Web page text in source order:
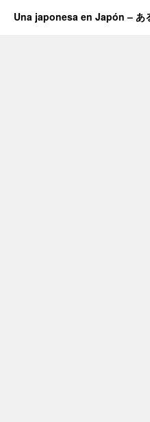
Una japonesa en Japón – あ